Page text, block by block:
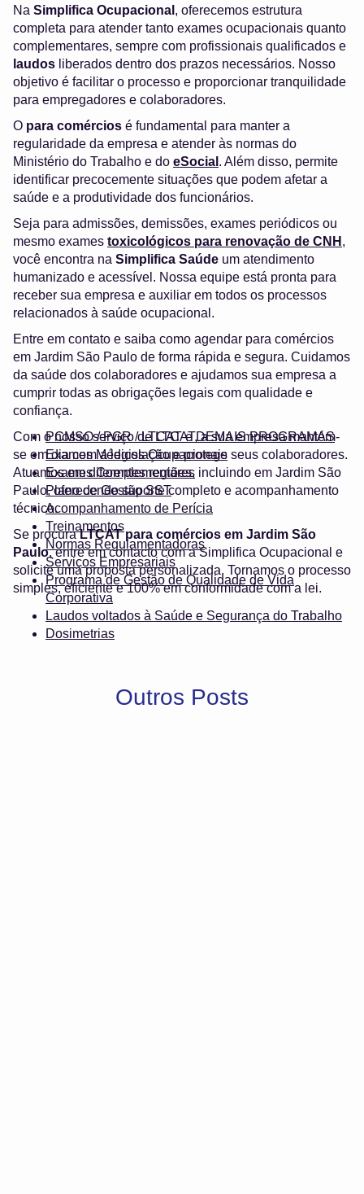
Na Simplifica Ocupacional , oferecemos estrutura
completa para atender tanto exames ocupacionais quanto
complementares, sempre com profissionais qualificados e
laudos liberados dentro dos prazos necessários. Nosso
objetivo é facilitar o processo e proporcionar tranquilidade
para empregadores e colaboradores.
O para comércios é fundamental para manter a
regularidade da empresa e atender às normas do
Ministério do Trabalho e do eSocial . Além disso, permite
identificar precocemente situações que podem afetar a
saúde e a produtividade dos funcionários.
Seja para admissões, demissões, exames periódicos ou
mesmo exames toxicológicos para renovação de CNH ,
você encontra na Simplifica Saúde um atendimento
humanizado e acessível. Nossa equipe está pronta para
receber sua empresa e auxiliar em todos os processos
relacionados à saúde ocupacional.
Entre em contato e saiba como agendar para comércios
em Jardim São Paulo de forma rápida e segura. Cuidamos
da saúde dos colaboradores e ajudamos sua empresa a
cumprir todas as obrigações legais com qualidade e
confiança.
PCMSO / PGR / LTCAT e DEMAIS PROGRAMAS
Exames Médicos Ocupacionais
Exames Complementares
Plano de Gestão SST
Acompanhamento de Perícia
Treinamentos
Normas Regulamentadoras
Serviços Empresariais
Programa de Gestão de Qualidade de Vida
Corporativa
Laudos voltados à Saúde e Segurança do Trabalho
Dosimetrias
Com o nosso serviço de LTCAT, a sua empresa mantém-
se em dia com a legislação e protege seus colaboradores.
Atuamos em diferentes regiões, incluindo em Jardim São
Paulo, oferecendo suporte completo e acompanhamento
técnico.
Se procuraLTCAT para comércios em Jardim São
Paulo, entre em contacto com a Simplifica Ocupacional e
solicite uma proposta personalizada. Tornamos o processo
simples, eficiente e 100% em conformidade com a lei.
Outros Posts